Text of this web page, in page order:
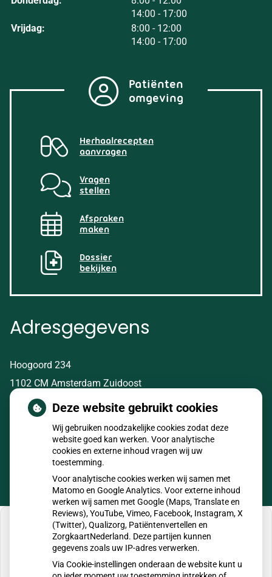
14:00 tot
- 17:00
Vrijdag:
8:00 tot
- 12:00
14:00 tot
- 17:00
Patiënten
omgeving
Herhaalrecepten
aanvragen
Vragen
stellen
Afspraken
maken
Dossier
bekijken
Adresgegevens
Hoogoord 234
1102 CM Amsterdam Zuidoost
020-6960487
info@huisartsenpraktijkschoorlemmer.nl
U heeft geen toestemming gegeven voor
externe inhoud die nodig is om dit te zien.
Deze website gebruikt cookies
Wij gebruiken noodzakelijke cookies zodat deze
website goed kan werken. Voor analytische
cookies en externe inhoud vragen wij uw
toestemming.
Voor analytische cookies werken wij samen met
Matomo en Google Analytics. Voor externe inhoud
werken wij samen met Google (Maps, Translate en
Reviews), YouTube, Vimeo, Facebook, Instagram, X
(Twitter), Qualizorg, Patiëntenvertellen en
ZorgkaartNederland. Deze partijen kunnen
gegevens zoals uw IP-adres verwerken.
Via Cookie-instellingen onderaan de website kunt u